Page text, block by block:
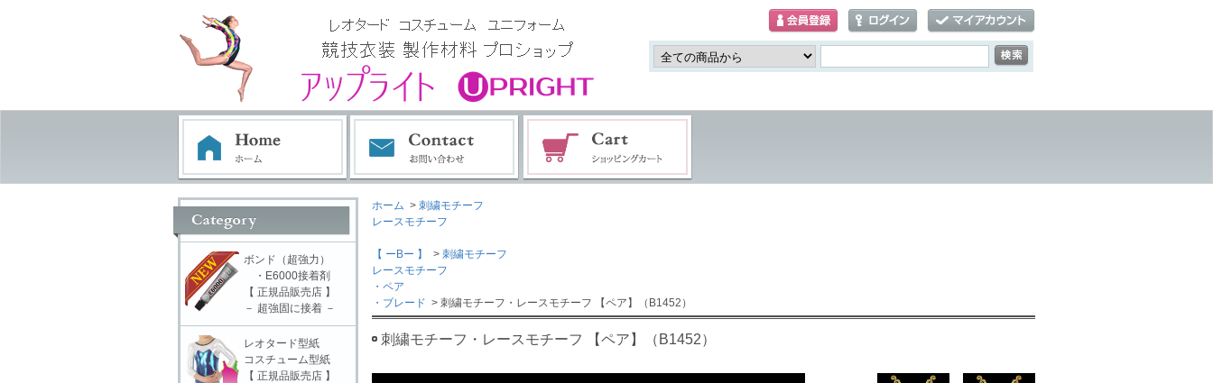
ホーム > 刺繍モチーフ
レースモチーフ
【 ーBー 】 > 刺繍モチーフ
レースモチーフ
・ペア
・ブレード > 刺繍モチーフ・レースモチーフ 【ペア】（B1452）
刺繍モチーフ・レースモチーフ 【ペア】（B1452）
ボンド（超強力）
・E6000接着剤
【 正規品販売店 】
－ 超強固に接着 －
レオタード型紙
コスチューム型紙
【 正規品販売店 】